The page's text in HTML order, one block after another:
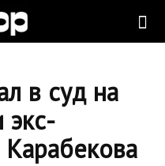
в суд на
экс-